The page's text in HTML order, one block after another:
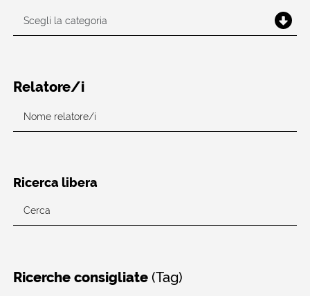
Relatore/i
Ricerca libera
Ricerche consigliate(Tag)